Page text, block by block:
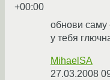
+00:00
обнови саму
у тебя
MihaelSA
27.03.2008